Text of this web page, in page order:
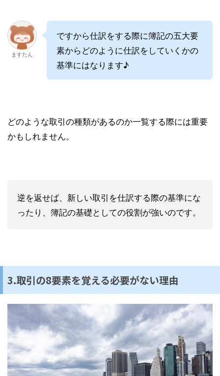
ますたん
ですから仕訳をする際に簿記の五大要
素からどのように仕訳をしていくかの
基準にはなります♪
どのような取引の種類があるのか一覧する際には重要
かもしれません。
逆を返せば、新しい取引を仕訳する際の基準にな
ったり、簿記の基礎としての役割が強いのです。
3.取引の8要素を覚える必要がない理由